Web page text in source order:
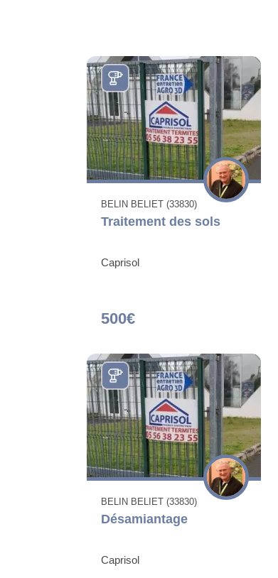
BELIN BELIET (33830)
Traitement des sols
Caprisol
500€
BELIN BELIET (33830)
Désamiantage
Caprisol